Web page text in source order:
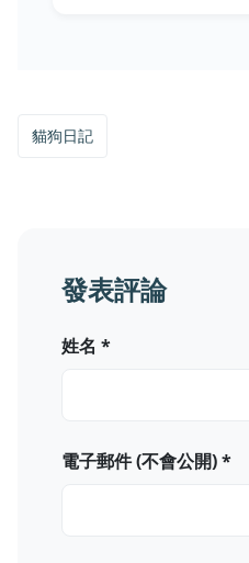
貓狗日記
發表評論
姓名 *
電子郵件 (不會公開) *